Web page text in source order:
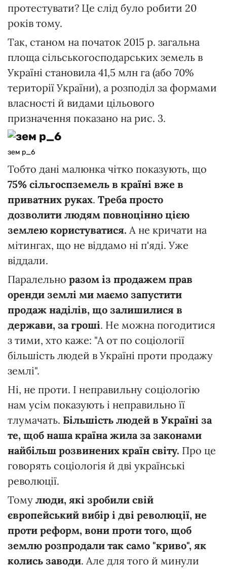
протестувати? Це слід було робити 20
років тому.
Так, станом на початок 2015 р. загальна
площа сільськогосподарських земель в
Україні становила 41,5 млн га (або 70%
території України), а розподіл за формами
власності й видами цільового
призначення показано на рис. 3.
зем р_6
Тобто дані малюнка чітко показують, що
75% сільгоспземель в країні вже в
приватних руках. Треба просто
дозволити людям повноцінно цією
землею користуватися. А не кричати на
мітингах, що не віддамо ні п'яді. Уже
віддали.
Паралельно разом із продажем прав
оренди землі ми маємо запустити
продаж наділів, що залишилися в
держави, за гроші. Не можна погодитися
з тими, хто каже: "А от по соціології
більшість людей в Україні проти продажу
землі".
Ні, не проти. І неправильну соціологію
нам усім показують і неправильно її
тлумачать. Більшість людей в Україні за
те, щоб наша країна жила за законами
найбільш розвинених країн світу. Про це
говорять соціологія й дві українські
революції.
Тому люди, які зробили свій
європейський вибір і дві революції, не
проти реформ, вони проти того, щоб
землю розпродали так само "криво", як
колись заводи. Але для того й минули